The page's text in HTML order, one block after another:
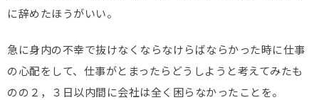
に辞めたほうがいい。
急に身内の不幸で抜けなくならなけらばならかった時に仕事
の心配をして、仕事がとまったらどうしようと考えてみたも
のの２，３日以内間に会社は全く困らなかったことを。